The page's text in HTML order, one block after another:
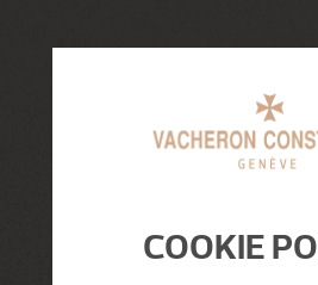
COOKIE